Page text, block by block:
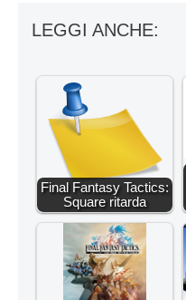
LEGGI ANCHE:
Final Fantasy Tactics:
Square ritarda